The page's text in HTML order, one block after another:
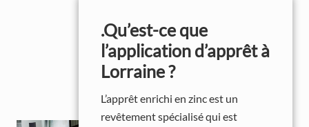
.Qu’est-ce que
l’application d’apprêt à
Lorraine ?
L’apprêt enrichi en zinc est un
revêtement spécialisé qui est